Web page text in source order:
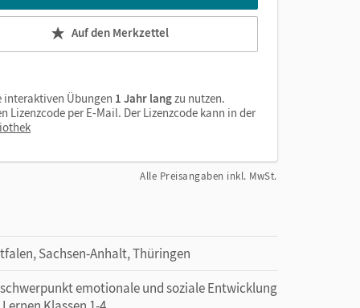
Auf den Merkzettel
interaktiven Übungen 1 Jahr langzu nutzen.
Lizenzcode per E-Mail. Der Lizenzcode kann in der
Alle Preisangaben inkl. MwSt.
Sachsen-Anhalt, Thüringen
emotionale und soziale Entwicklung